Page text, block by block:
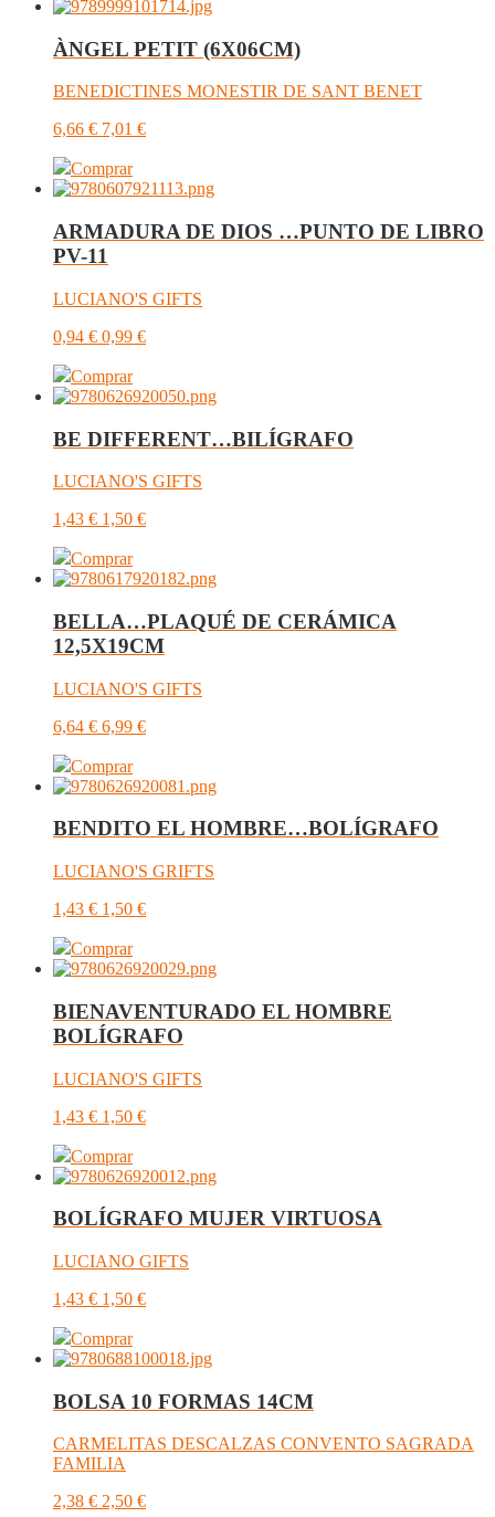
ÀNGEL PETIT (6X06CM)
BENEDICTINES MONESTIR DE SANT BENET
6,66 € 7,01 €
Comprar
ARMADURA DE DIOS …PUNTO DE LIBRO
PV-11
LUCIANO'S GIFTS
0,94 € 0,99 €
Comprar
BE DIFFERENT…BILÍGRAFO
LUCIANO'S GIFTS
1,43 € 1,50 €
Comprar
BELLA…PLAQUÉ DE CERÁMICA
12,5X19CM
LUCIANO'S GIFTS
6,64 € 6,99 €
Comprar
BENDITO EL HOMBRE…BOLÍGRAFO
LUCIANO'S GRIFTS
1,43 € 1,50 €
Comprar
BIENAVENTURADO EL HOMBRE
BOLÍGRAFO
LUCIANO'S GIFTS
1,43 € 1,50 €
Comprar
BOLÍGRAFO MUJER VIRTUOSA
LUCIANO GIFTS
1,43 € 1,50 €
Comprar
BOLSA 10 FORMAS 14CM
CARMELITAS DESCALZAS CONVENTO SAGRADA
FAMILIA
2,38 € 2,50 €